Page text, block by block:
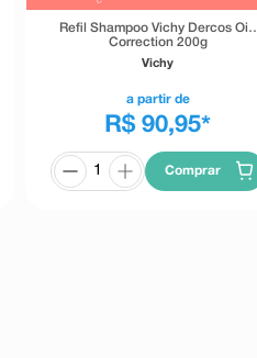
Refil Shampoo Vichy Dercos Oil-
Correction 200g
Vichy
a partir de
R$ 90,95*
Comprar